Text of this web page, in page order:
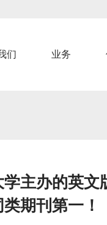
们 业务
学主办的英文
期刊第一！